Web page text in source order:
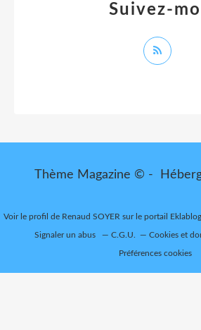
Suivez-
Thème Magazine © -
Voir le profil de Renaud SOYER sur le portail Eklablog
Signaler un abus C.G.U. Cookies et
Préférences cookies